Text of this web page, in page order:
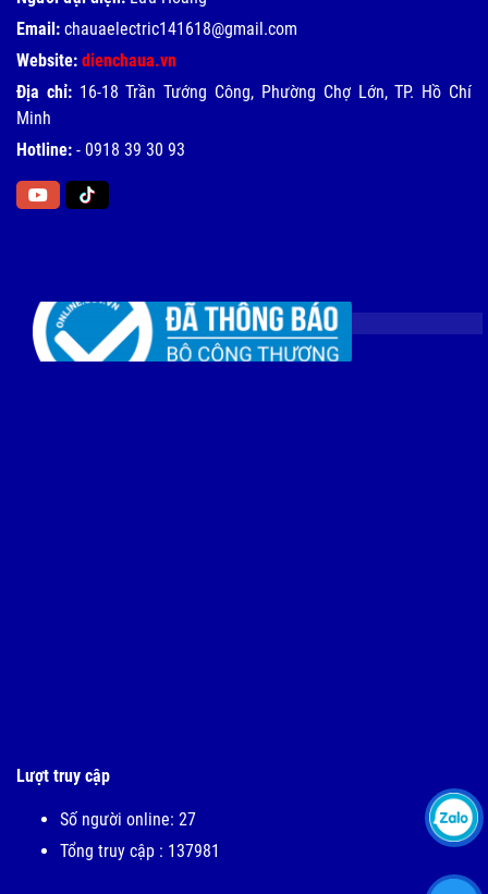
Email: chauaelectric141618@gmail.com
Website: dienchaua.vn
Địa chỉ: 16-18 Trần Tướng Công, Phường Chợ Lớn, TP. Hồ Chí
Minh
Hotline: - 0918 39 30 93
Lượt truy cập
Số người online: 27
Tổng truy cập : 137981